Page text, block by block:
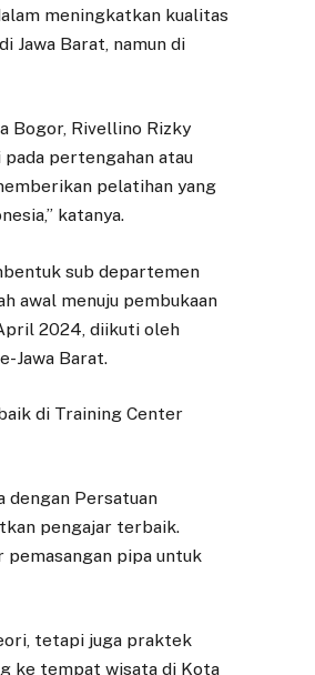
meningkatkan kualitas
Jawa Barat, namun di
Bogor, Rivellino Rizky
pertengahan atau
pelatihan yang
katanya.
sub departemen
awal menuju pembukaan
2024, diikuti oleh
Jawa Barat.
di Training Center
dengan Persatuan
pengajar terbaik.
pemasangan pipa untuk
tetapi juga praktek
ke tempat wisata di Kota